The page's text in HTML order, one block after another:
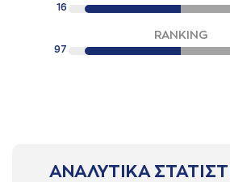
16
RANKING
97
ΑΝΑΛΥΤΙΚΑ